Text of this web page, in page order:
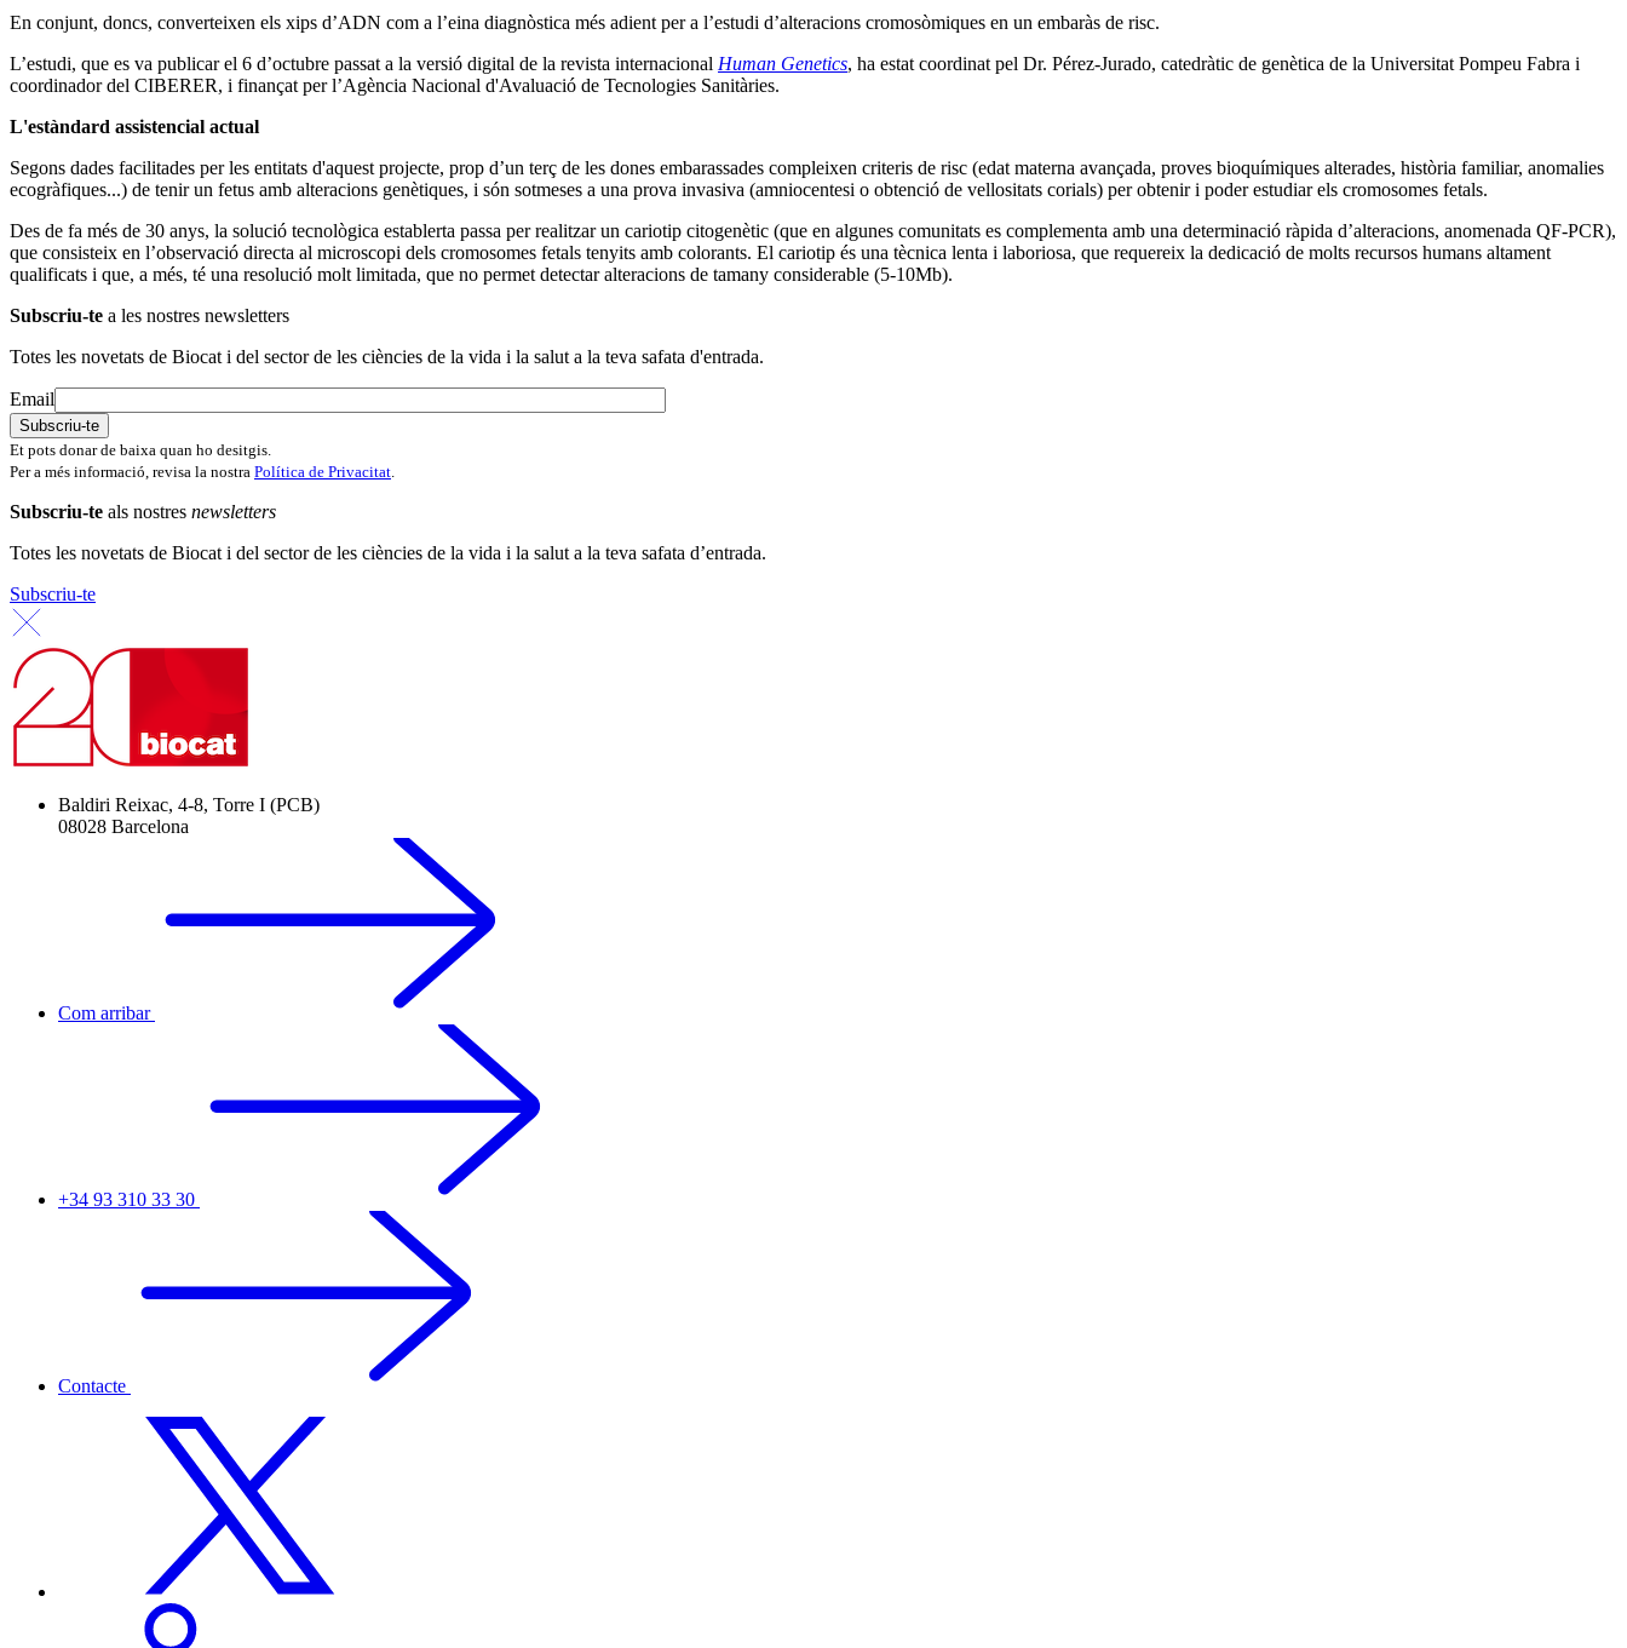
En conjunt, doncs, converteixen els xips d’ADN com a l’eina diagnòstica més adient per a l’estudi d’alteracions cromosòmiques en un embaràs de risc.
L’estudi, que es va publicar el 6 d’octubre passat a la versió digital de la revista internacional Human Genetics, ha estat coordinat pel Dr. Pérez-Jurado, catedràtic de genètica de la Universitat Pompeu Fabra i
coordinador del CIBERER, i finançat per l’Agència Nacional d'Avaluació de Tecnologies Sanitàries.
L'estàndard assistencial actual
Segons dades facilitades per les entitats d'aquest projecte, prop d’un terç de les dones embarassades compleixen criteris de risc (edat materna avançada, proves bioquímiques alterades, història familiar, anomalies
ecogràfiques...) de tenir un fetus amb alteracions genètiques, i són sotmeses a una prova invasiva (amniocentesi o obtenció de vellositats corials) per obtenir i poder estudiar els cromosomes fetals.
Des de fa més de 30 anys, la solució tecnològica establerta passa per realitzar un cariotip citogenètic (que en algunes comunitats es complementa amb una determinació ràpida d’alteracions, anomenada QF-PCR),
que consisteix en l’observació directa al microscopi dels cromosomes fetals tenyits amb colorants. El cariotip és una tècnica lenta i laboriosa, que requereix la dedicació de molts recursos humans altament
qualificats i que, a més, té una resolució molt limitada, que no permet detectar alteracions de tamany considerable (5-10Mb).
Subscriu-te a les nostres newsletters
Totes les novetats de Biocat i del sector de les ciències de la vida i la salut a la teva safata d'entrada.
Email
Et pots donar de baixa quan ho desitgis.
Per a més informació, revisa la nostra Política de Privacitat.
Subscriu-te als nostres newsletters
Totes les novetats de Biocat i del sector de les ciències de la vida i la salut a la teva safata d’entrada.
Subscriu-te
Baldiri Reixac, 4-8, Torre I (PCB)
08028 Barcelona
Com arribar
+34 93 310 33 30
Contacte